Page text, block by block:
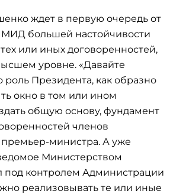
ждет в первую очередь от
МИД большей настойчивости
или иных договоренностей,
уровне. «Давайте
роль Президента, как образно
окно в том или ином
общую основу, фундамент
членов
премьер-министра. А уже
Министерством
под контролем Администрации
реализовывать те или иные